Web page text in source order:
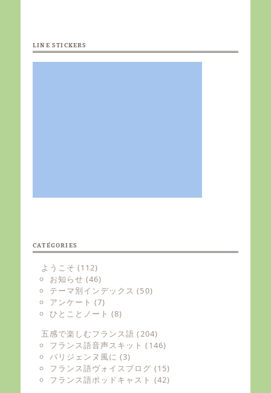
LINE STICKERS
CATÉGORIES
ようこそ (112)
お知らせ (46)
テーマ別インデックス (50)
アンケート (7)
ひとことノート (8)
五感で楽しむフランス語 (204)
フランス語音声スキット (146)
パリジェンヌ風に (3)
フランス語ヴォイスブログ (15)
フランス語ポッドキャスト (42)